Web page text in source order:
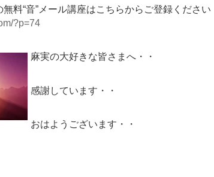
料“音”メール講座はこちらからご登録ください
?p=74
麻実の大好きな皆さまへ・・
感謝しています・・
おはようございます・・